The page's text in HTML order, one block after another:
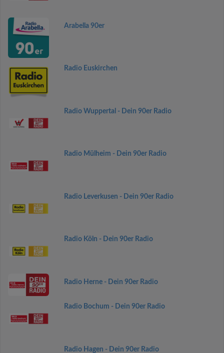
Arabella 90er
Radio Euskirchen
Radio Wuppertal - Dein 90er Radio
Radio Mülheim - Dein 90er Radio
Radio Leverkusen - Dein 90er Radio
Radio Köln - Dein 90er Radio
Radio Herne - Dein 90er Radio
Radio Bochum - Dein 90er Radio
Radio Hagen - Dein 90er Radio